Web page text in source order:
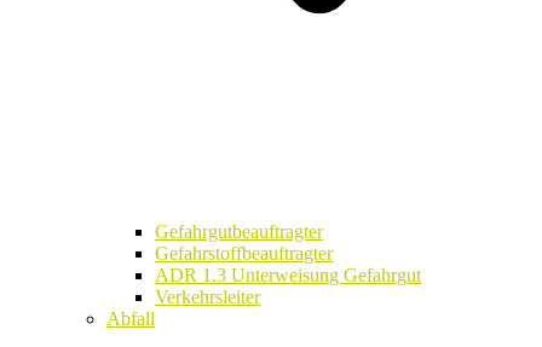
Gefahrgutbeauftragter
Gefahrstoffbeauftragter
ADR 1.3 Unterweisung Gefahrgut
Verkehrsleiter
Abfall